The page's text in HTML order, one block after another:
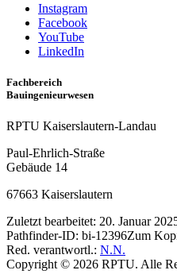
Instagram
Facebook
YouTube
LinkedIn
Fachbereich
Bauingenieurwesen
RPTU Kaiserslautern-Landau
Paul-Ehrlich-Straße
Gebäude 14
67663 Kaiserslautern
Zuletzt bearbeitet: 20. Januar
Pathfinder-ID: bi-12396Zum
Red. verantwortl.: N.N.
Copyright © 2026 RPTU. Alle